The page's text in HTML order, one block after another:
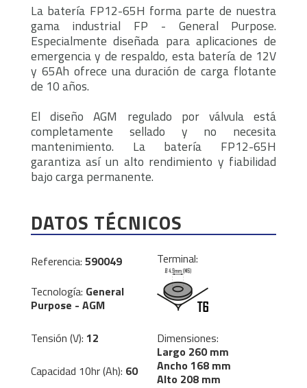
La batería FP12-65H forma parte de nuestra
gama industrial FP - General Purpose.
Especialmente diseñada para aplicaciones de
emergencia y de respaldo, esta batería de 12V
y 65Ah ofrece una duración de carga flotante
de 10 años.
El diseño AGM regulado por válvula está
completamente sellado y no necesita
mantenimiento. La batería FP12-65H
garantiza así un alto rendimiento y fiabilidad
bajo carga permanente.
DATOS TÉCNICOS
Referencia: 590049
Tecnología: General
Purpose - AGM
Tensión (V): 12
Capacidad 10hr (Ah): 60
Terminal:
Dimensiones:
Largo 260 mm
Ancho 168 mm
Alto 208 mm